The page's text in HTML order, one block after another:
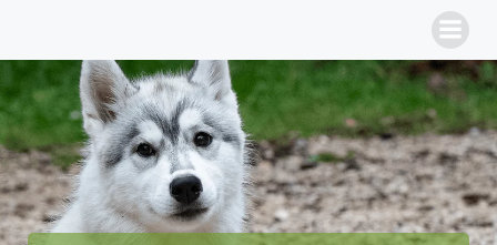
contenu